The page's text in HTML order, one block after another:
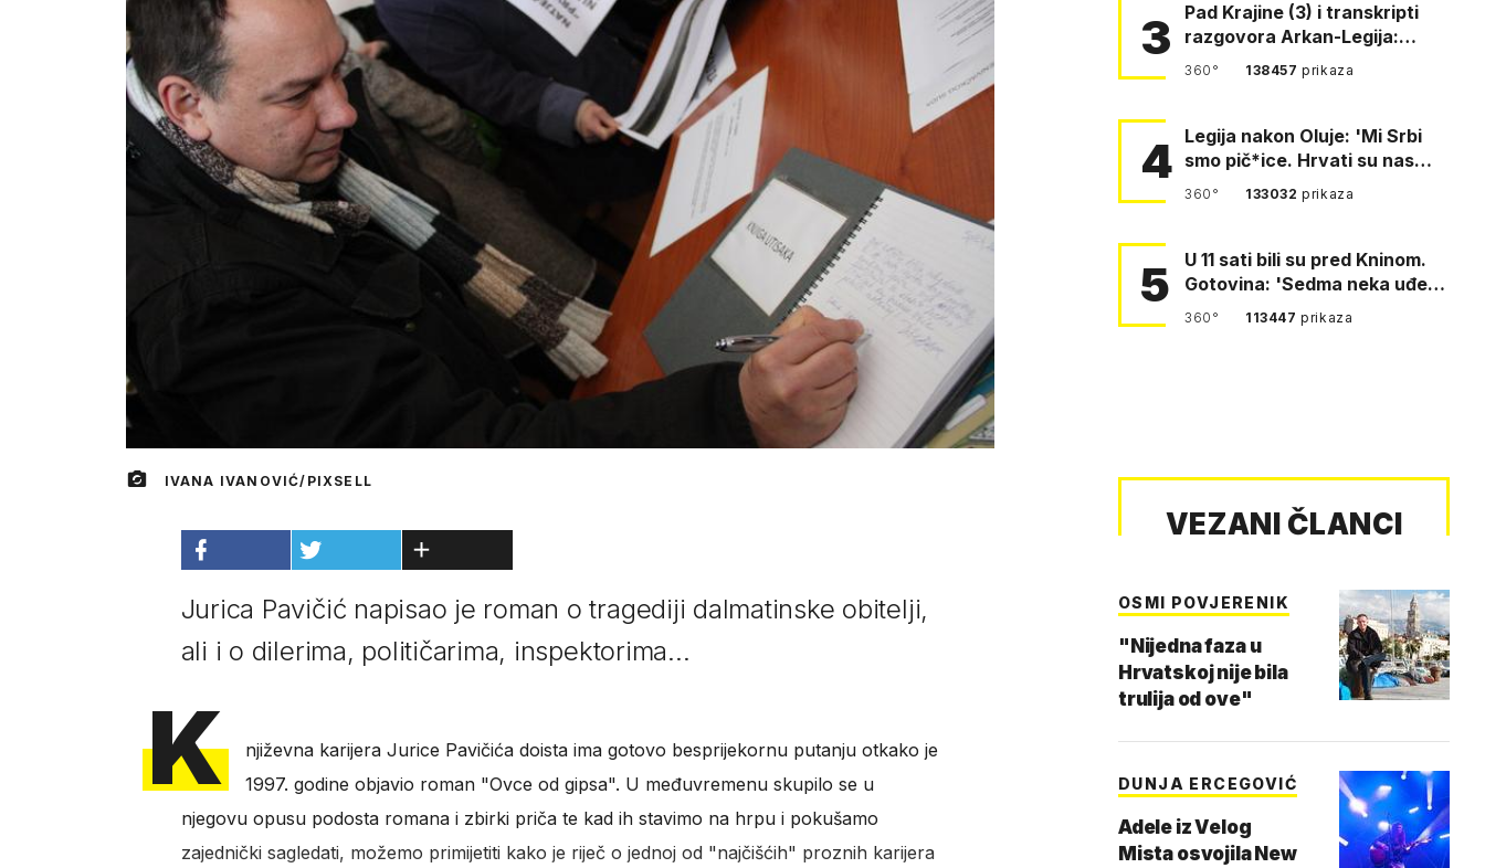
IVANA IVANOVIĆ/PIXSELL
Jurica Pavičić napisao je roman o tragediji dalmatinske obitelji,
ali i o dilerima, političarima, inspektorima...
K
njiževna karijera Jurice Pavičića doista ima gotovo besprijekornu putanju otkako je
1997. godine objavio roman "Ovce od gipsa". U međuvremenu skupilo se u
njegovu opusu podosta romana i zbirki priča te kad ih stavimo na hrpu i pokušamo
zajednički sagledati, možemo primijetiti kako je riječ o jednoj od "najčišćih" proznih karijera
3
Pad Krajine (3) i transkripti
razgovora Arkan-Legija:
'Čujem, prelazite ustašam…
360° 138457prikaza
4 Legija nakon Oluje: 'Mi Srbi
smo pič*ice. Hrvati su nas
pomeli!'
360° 133032prikaza
5
U 11 sati bili su pred Kninom.
Gotovina: 'Sedma neka uđe,
4. gardijska neka g…
360° 113447prikaza
VEZANI ČLANCI
OSMI POVJERENIK
"Nijedna faza u
Hrvatskoj nije bila
trulija od ove"
DUNJA ERCEGOVIĆ
Adele iz Velog
Mista osvojila New